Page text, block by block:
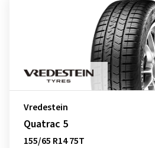
Vredestein
Quatrac 5
155/65 R14 75T